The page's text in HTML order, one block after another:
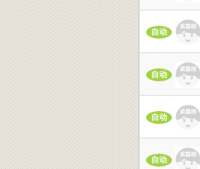
自动
自动
自动
自动